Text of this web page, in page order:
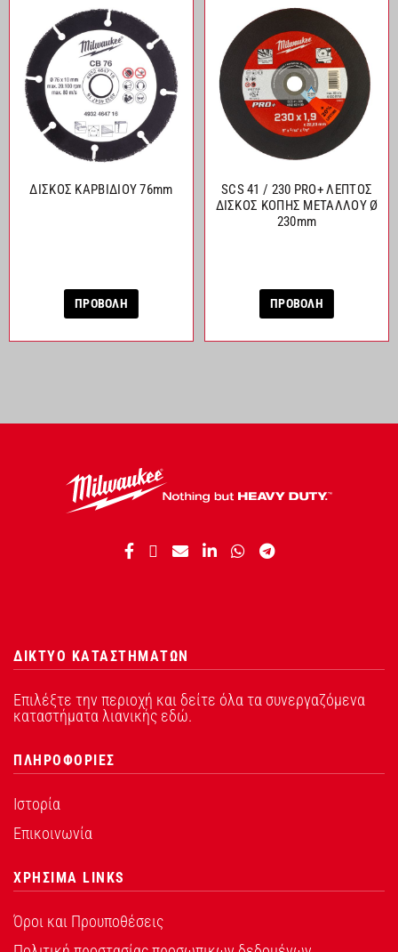
ΔΙΣΚΟΣ ΚΑΡΒΙΔΙΟΥ 76mm
ΠΡΟΒΟΛΗ
SCS 41 / 230 PRO+ ΛΕΠΤΟΣ
ΔΙΣΚΟΣ ΚΟΠΗΣ ΜΕΤΑΛΛΟΥ Ø
230mm
ΠΡΟΒΟΛΗ
ΔΙΚΤΥΟ ΚΑΤΑΣΤΗΜΑΤΩΝ
Επιλέξτε την περιοχή και δείτε όλα τα συνεργαζόμενα
καταστήματα λιανικής εδώ.
ΠΛΗΡΟΦΟΡΙΕΣ
Ιστορία
Επικοινωνία
ΧΡΗΣΙΜΑ LINKS
Όροι και Προυποθέσεις